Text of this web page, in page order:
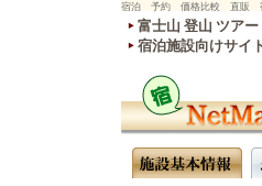
宿泊 予約 価格比較 直販
富士山 登山 ツアー
宿泊施設向けサイ